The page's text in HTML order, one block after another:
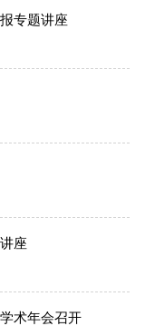
专题讲座
座
术年会召开